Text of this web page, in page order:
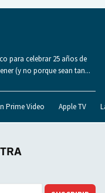
para celebrar 25 años de
(y no porque sean tan...
Prime Video Apple TV